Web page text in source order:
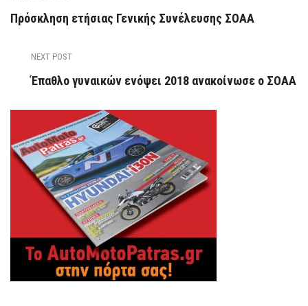
Πρόσκληση ετήσιας Γενικής Συνέλευσης ΣΟΑΑ
NEXT POST
Έπαθλο γυναικών ενόψει 2018 ανακοίνωσε ο ΣΟΑΑ